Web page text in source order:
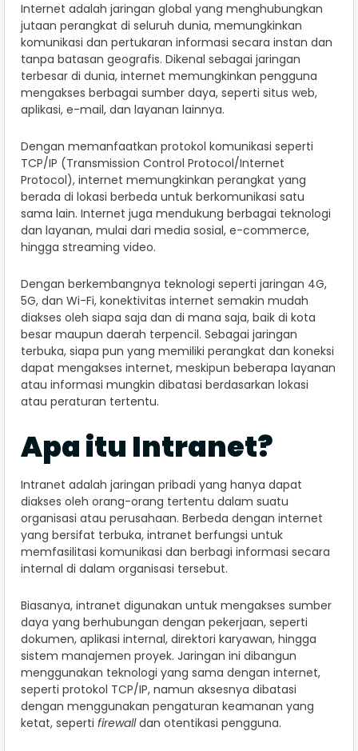
Internet adalah jaringan global yang menghubungkan
jutaan perangkat di seluruh dunia, memungkinkan
komunikasi dan pertukaran informasi secara instan dan
tanpa batasan geografis. Dikenal sebagai jaringan
terbesar di dunia, internet memungkinkan pengguna
mengakses berbagai sumber daya, seperti situs web,
aplikasi, e-mail, dan layanan lainnya.
Dengan memanfaatkan protokol komunikasi seperti
TCP/IP (Transmission Control Protocol/Internet
Protocol), internet memungkinkan perangkat yang
berada di lokasi berbeda untuk berkomunikasi satu
sama lain. Internet juga mendukung berbagai teknologi
dan layanan, mulai dari media sosial, e-commerce,
hingga streaming video.
Dengan berkembangnya teknologi seperti jaringan 4G,
5G, dan Wi-Fi, konektivitas internet semakin mudah
diakses oleh siapa saja dan di mana saja, baik di kota
besar maupun daerah terpencil. Sebagai jaringan
terbuka, siapa pun yang memiliki perangkat dan koneksi
dapat mengakses internet, meskipun beberapa layanan
atau informasi mungkin dibatasi berdasarkan lokasi
atau peraturan tertentu.
Apa itu Intranet?
Intranet adalah jaringan pribadi yang hanya dapat
diakses oleh orang-orang tertentu dalam suatu
organisasi atau perusahaan. Berbeda dengan internet
yang bersifat terbuka, intranet berfungsi untuk
memfasilitasi komunikasi dan berbagi informasi secara
internal di dalam organisasi tersebut.
Biasanya, intranet digunakan untuk mengakses sumber
daya yang berhubungan dengan pekerjaan, seperti
dokumen, aplikasi internal, direktori karyawan, hingga
sistem manajemen proyek. Jaringan ini dibangun
menggunakan teknologi yang sama dengan internet,
seperti protokol TCP/IP, namun aksesnya dibatasi
dengan menggunakan pengaturan keamanan yang
ketat, seperti firewalldan otentikasi pengguna.